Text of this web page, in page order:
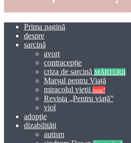
Prima pagină
despre
sarcină
avort
contracepție
criza de sarcină MĂRTURII
Marșul pentru Viață
miracolul vieţii nou!
Revista „Pentru viață”
viol
adopţie
dizabilităţi
autism